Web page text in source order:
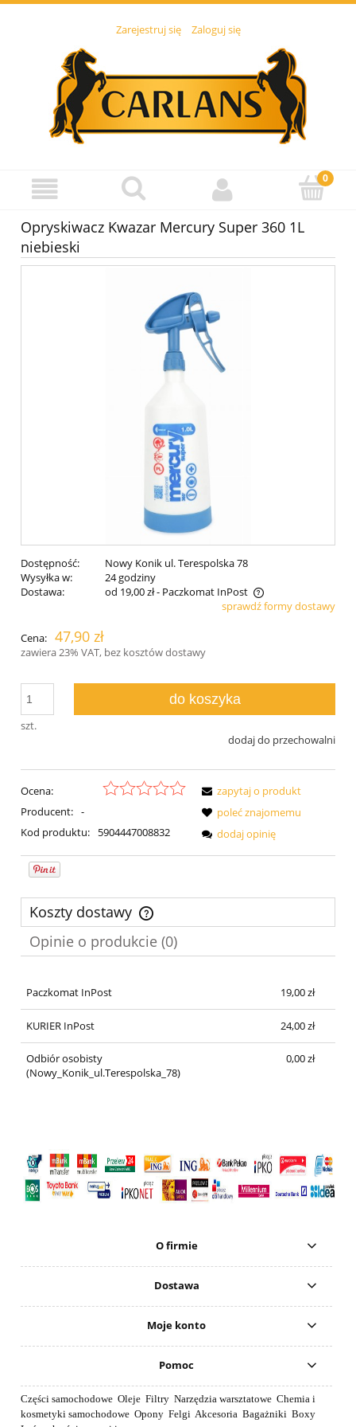
Zarejestruj się Zaloguj się
Opryskiwacz Kwazar Mercury Super 360 1L
niebieski
Dostępność:
Nowy Konik ul. Terespolska 78
Wysyłka w:
24 godziny
Dostawa:
od 19,00 zł- Paczkomat InPost
Cena nie zawiera ewentualnych kosztów płatnościsprawdź formy dostawy
Cena: 47,90 zł
zawiera 23% VAT, bez kosztów dostawy
szt.
do koszyka
dodaj do przechowalni
Ocena:
Producent: -
Kod produktu:
5904447008832
zapytaj o produkt
poleć znajomemu
dodaj opinię
Koszty dostawy
Cena nie zawiera ewentualnych kosztów płatności
Opinie o produkcie (0)
Paczkomat InPost 19,00 zł
KURIER InPost 24,00 zł
Odbiór osobisty
(Nowy_Konik_ul.Terespolska_78)
0,00 zł
O firmie
Dostawa
Moje konto
Pomoc
Części samochodowe Oleje Filtry Narzędzia warsztatowe Chemia i
kosmetyki samochodowe Opony Felgi Akcesoria Bagażniki Boxy